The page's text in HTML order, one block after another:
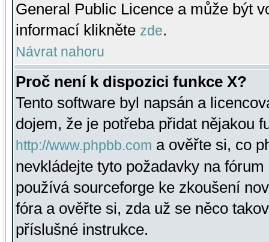
General Public Licence a může být
informací klikněte zde.
Návrat nahoru
Proč není k dispozici funkce X?
Tento software byl napsán a
dojem, že je potřeba přidat nějakou
http://www.phpbb.com a ověřte si, co
nevkládejte tyto požadavky na
používá sourceforge ke zkoušení
fóra a ověřte si, zda už se něco
příslušné instrukce.